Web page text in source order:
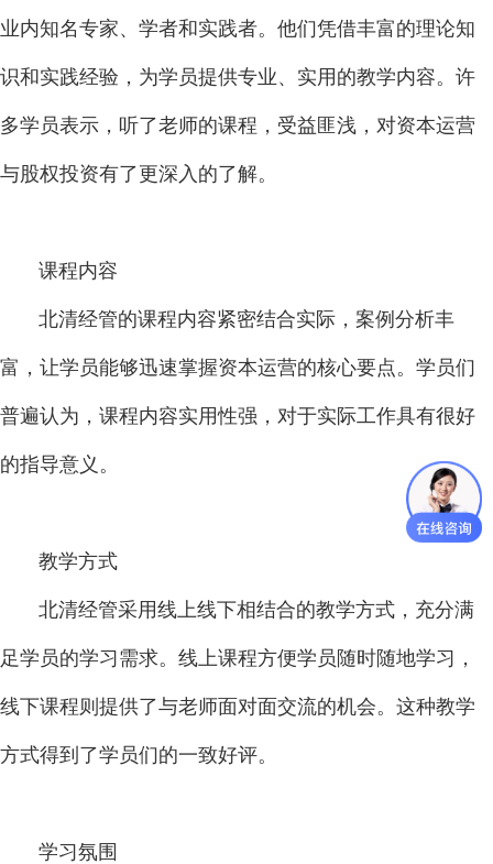
业内知名专家、学者和实践者。他们凭借丰富的理论知
识和实践经验，为学员提供专业、实用的教学内容。许
多学员表示，听了老师的课程，受益匪浅，对资本运营
与股权投资有了更深入的了解。
课程内容
北清经管的课程内容紧密结合实际，案例分析丰
富，让学员能够迅速掌握资本运营的核心要点。学员们
普遍认为，课程内容实用性强，对于实际工作具有很好
的指导意义。
教学方式
北清经管采用线上线下相结合的教学方式，充分满
足学员的学习需求。线上课程方便学员随时随地学习，
线下课程则提供了与老师面对面交流的机会。这种教学
方式得到了学员们的一致好评。
学习氛围